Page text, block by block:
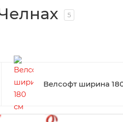
5
Велсофт ширина